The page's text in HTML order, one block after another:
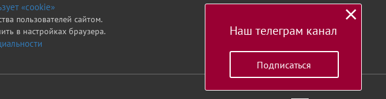
«cookie»
пользователей сайтом.
в настройках браузера.
Наш телеграм канал
Подписаться